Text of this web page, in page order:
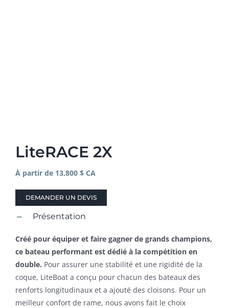
LiteRACE 2X
À partir de 13,800 $ CA
DEMANDER UN DEVIS
Présentation
Créé pour équiper et faire gagner de grands champions,
ce bateau performant est dédié à la compétition en
double. Pour assurer une stabilité et une rigidité de la
coque, LiteBoat a conçu pour chacun des bateaux des
renforts longitudinaux et a ajouté des cloisons. Pour un
meilleur confort de rame, nous avons fait le choix